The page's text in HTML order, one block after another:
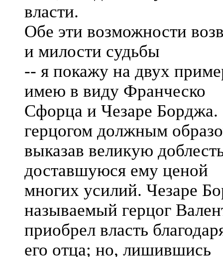
власти.
Обе эти возможности
и милости судьбы
-- я покажу на двух
имею в виду Франческо
Сфорца и Чезаре
герцогом должным
выказав великую
доставшуюся ему ценой
многих усилий. Чезаре
называемый герцог
приобрел власть
его отца; но, лишившись